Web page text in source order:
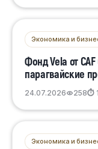
Экономика и
Фонд Vela от
парагвайские
24.07.2026 258⏱
Экономика и